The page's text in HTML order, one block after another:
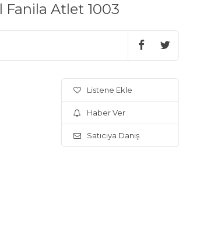
Fanila Atlet 1003
Listene Ekle
Haber Ver
Satıcıya Danış